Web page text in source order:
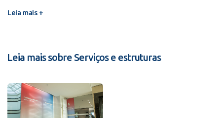
Leia mais +
Leia mais sobre Serviços e estruturas